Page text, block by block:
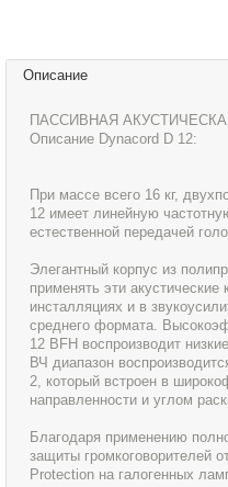
Описание
ПАССИВНАЯ
Описание Dynacord D 12:
При массе всего 16 кг,
12 имеет линейную
естественной передачей
Элегантный корпус из
применять эти
инсталляциях и в
среднего формата.
12 BFH воспроизводит
ВЧ диапазон
2, который встроен в
направленности и углом
Благодаря применению
защиты громкоговорителей
Protection на галогенных